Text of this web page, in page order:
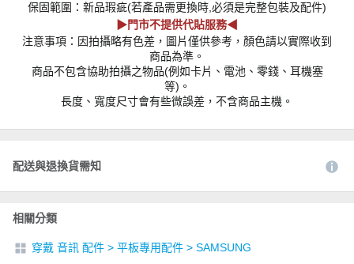
保固範圍：新品瑕疵(若產品需更換時,必須是完整包裝及配件)
▶門市不提供代貼服務◀
注意事項：因拍攝略有色差，圖片僅供參考，顏色請以實際收到
商品為準。
商品不包含協助拍攝之物品(例如卡片、電池、零錢、耳機塞
等)。
長度、寬度尺寸會有些微誤差，不含商品主機。
配送與退換貨需知
相關分類
穿戴 音訊 配件 > 平板專用配件 > SAMSUNG